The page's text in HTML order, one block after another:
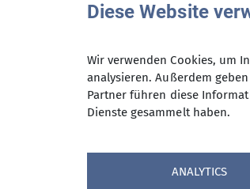
Diese Website
Wir verwenden Cookies, um
analysieren. Außerdem
Partner führen diese
Dienste gesammelt haben.
ANALYTICS